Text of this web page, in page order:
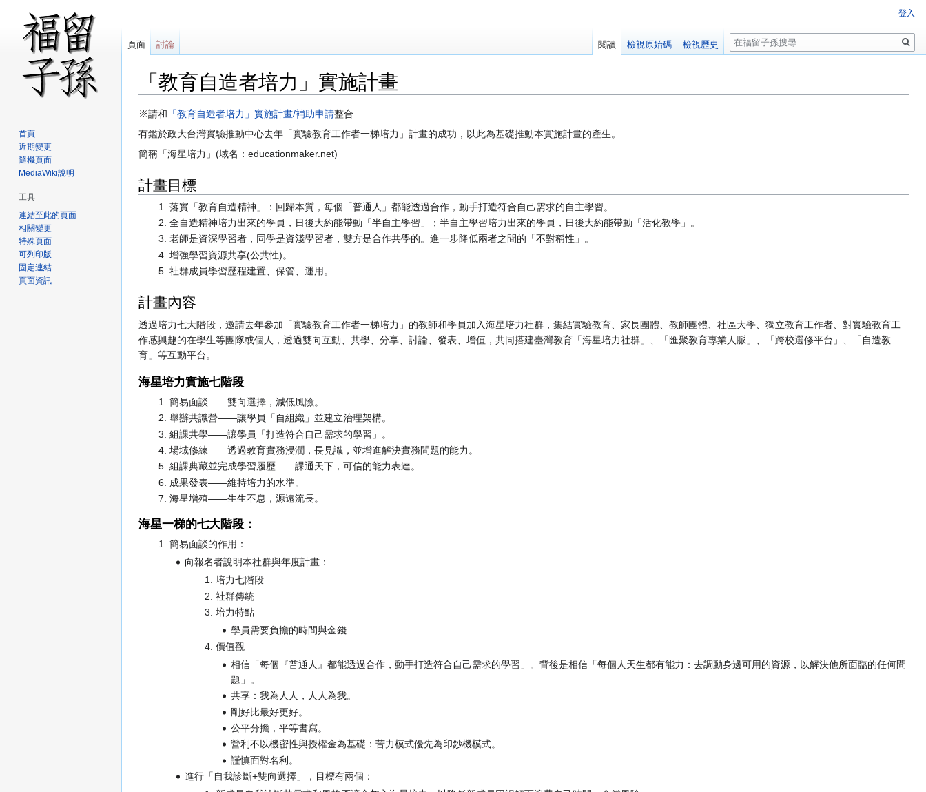
「教育自造者培力」實施計畫
跳
至
覽
跳
至
尋
※請和 「教育自造者培力」實施計畫/補助申請整合
有鑑於政大台灣實驗推動中心去年「實驗教育工作者一梯培力」計畫的成功，以此為基礎推動本實施計畫的產生。
簡稱「海星培力」(域名：educationmaker.net)
計畫目標
落實「教育自造精神」：回歸本質，每個「普通人」都能透過合作，動手打造符合自己需求的自主學習。
全自造精神培力出來的學員，日後大約能帶動「半自主學習」；半自主學習培力出來的學員，日後大約能帶動「活化教學」。
老師是資深學習者，同學是資淺學習者，雙方是合作共學的。進一步降低兩者之間的「不對稱性」。
增強學習資源共享(公共性)。
社群成員學習歷程建置、保管、運用。
計畫內容
透過培力七大階段，邀請去年參加「實驗教育工作者一梯培力」的教師和學員加入海星培力社群，集結實驗教育、家長團體、教師團體、社區大學、獨立教育工作者、對實驗教育工
作感興趣的在學生等團隊或個人，透過雙向互動、共學、分享、討論、發表、增值，共同搭建臺灣教育「海星培力社群」、「匯聚教育專業人脈」、「跨校選修平台」、「自造教
育」等互動平台。
海星培力實施七階段
簡易面談——雙向選擇，減低風險。
舉辦共識營——讓學員「自組織」並建立治理架構。
組課共學——讓學員「打造符合自己需求的學習」。
場域修練——透過教育實務浸潤，長見識，並增進解決實務問題的能力。
組課典藏並完成學習履歷——課通天下，可信的能力表達。
成果發表——維持培力的水準。
海星增殖——生生不息，源遠流長。
海星一梯的七大階段：
簡易面談的作用：
向報名者說明本社群與年度計畫：
培力七階段
社群傳統
培力特點
學員需要負擔的時間與金錢
價值觀
相信「每個『普通人』都能透過合作，動手打造符合自己需求的學習」。背後是相信「每個人天生都有能力：去調動身邊可用的資源，以解決他所面臨的任何問
題」。
共享：我為人人，人人為我。
剛好比最好更好。
公平分擔，平等書寫。
營利不以機密性與授權金為基礎：苦力模式優先為印鈔機模式。
謹慎面對名利。
進行「自我診斷+雙向選擇」，目標有兩個：
登入
頁面 討論 閱讀 檢視原始碼 檢視歷史
搜
尋
首頁
近期變更
隨機頁面
MediaWiki說明
工具
連結至此的頁面
相關變更
特殊頁面
可列印版
固定連結
頁面資訊